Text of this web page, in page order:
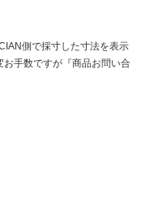
側で採寸した寸法を表示
手数ですが『商品お問い合